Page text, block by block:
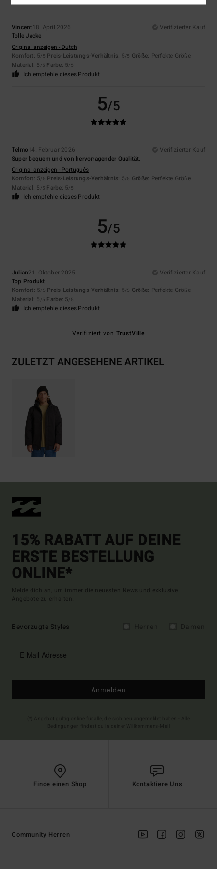
Vincent18. April 2026
Verifizierter Kauf
Tolle Jacke
Original anzeigen - Dutch
Komfort: 5/5 Preis-Leistungs-Verhältnis: 5/5 Größe: Perfekte Größe
Material: 5 /5 Farbe: 5/5
Ich empfehle dieses Produkt
5/5
Telmo14. Februar 2026
Verifizierter Kauf
Super bequem und von hervorragender Qualität.
Original anzeigen - Português
Komfort: 5/5 Preis-Leistungs-Verhältnis: 5/5 Größe: Perfekte Größe
Material: 5 /5 Farbe: 5/5
Ich empfehle dieses Produkt
5/5
Julian21. Oktober 2025
Verifizierter Kauf
Top Produkt
Komfort: 5/5 Preis-Leistungs-Verhältnis: 5/5 Größe: Perfekte Größe
Material: 5 /5 Farbe: 5/5
Ich empfehle dieses Produkt
Verifiziert von TrustVille
ZULETZT ANGESEHENE ARTIKEL
15% RABATT AUF DEINE
ERSTE BESTELLUNG
ONLINE*
Melde dich an, um immer die neuesten News und exklusive
Angebote zu erhalten.
Bevorzugte Styles
Anmelden
Finde einen Shop Kontaktiere Uns
Community Herren